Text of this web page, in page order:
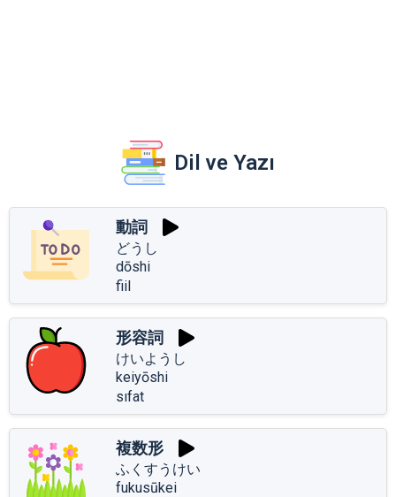
Dil ve Yazı
動詞
どうし
dōshi
fiil
形容詞
けいようし
keiyōshi
sıfat
複数形
ふくすうけい
fukusūkei